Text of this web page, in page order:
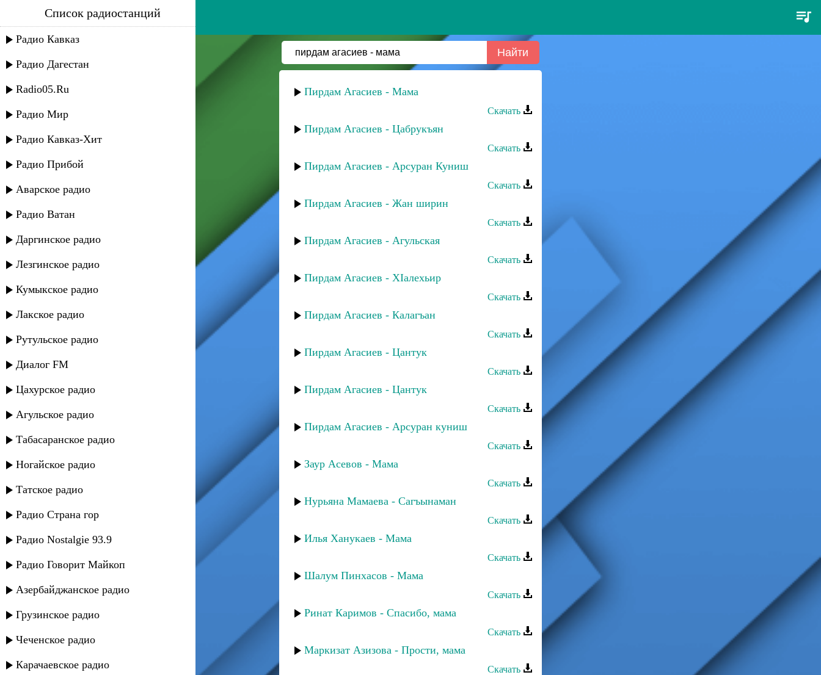
пирдам агасиев - мама
Список радиостанций
Радио Кавказ
Радио Дагестан
Radio05.Ru
Радио Мир
Радио Кавказ-Хит
Радио Прибой
Аварское радио
Радио Ватан
Даргинское радио
Лезгинское радио
Кумыкское радио
Лакское радио
Рутульское радио
Диалог FM
Цахурское радио
Агульское радио
Табасаранское радио
Ногайское радио
Татское радио
Радио Страна гор
Радио Nostalgie 93.9
Радио Говорит Майкоп
Азербайджанское радио
Грузинское радио
Чеченское радио
Карачаевское радио
Пирдам Агасиев - Мама
Скачать
Пирдам Агасиев - Цабрукъян
Скачать
Пирдам Агасиев - Арсуран Куниш
Скачать
Пирдам Агасиев - Жан ширин
Скачать
Пирдам Агасиев - Агульская
Скачать
Пирдам Агасиев - ХIалехьир
Скачать
Пирдам Агасиев - Калагъан
Скачать
Пирдам Агасиев - Цантук
Скачать
Пирдам Агасиев - Цантук
Скачать
Пирдам Агасиев - Арсуран куниш
Скачать
Заур Асевов - Мама
Скачать
Нурьяна Мамаева - Сагъынаман
Скачать
Илья Ханукаев - Мама
Скачать
Шалум Пинхасов - Мама
Скачать
Ринат Каримов - Спасибо, мама
Скачать
Маркизат Азизова - Прости, мама
Скачать